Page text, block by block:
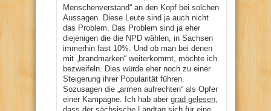
Menschenverstand“ an den Kopf bei solchen
Aussagen. Diese Leute sind ja auch nicht
das Problem. Das Problem sind ja eher
diejenigen die die NPD wählen, in Sachsen
immerhin fast 10%. Und ob man bei denen
mit „brandmarken“ weiterkommt, möchte ich
bezweifeln. Dies würde eher noch zu einer
Steigerung ihrer Popularität führen.
Sozusagen die „armen aufrechten“ als Opfer
einer Kampagne. Ich hab aber grad gelesen